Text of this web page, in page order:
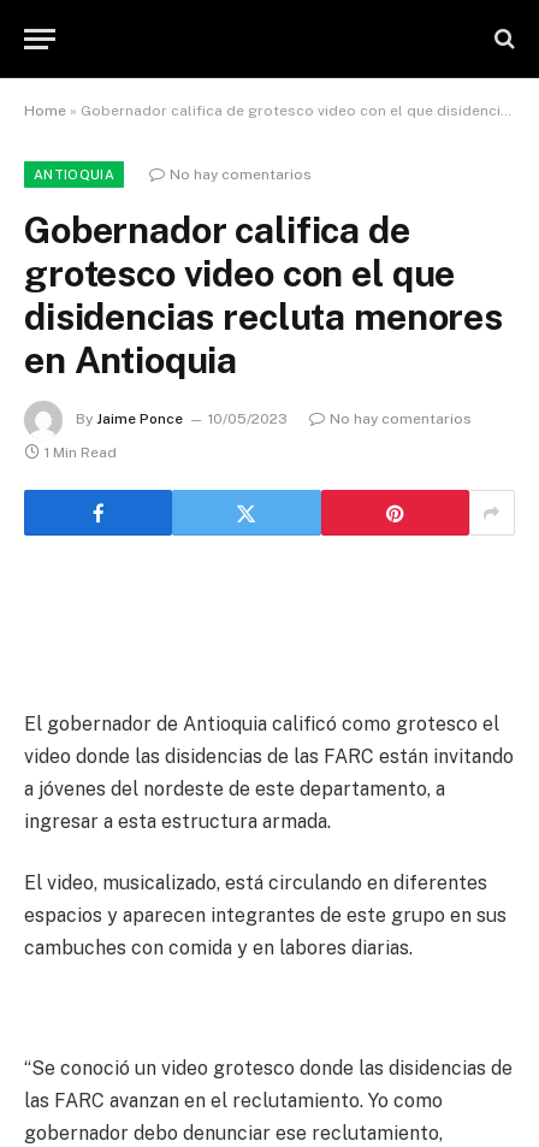
Home » Gobernador califica de grotesco video con el que disidencias recluta menores en Antioquia
ANTIOQUIA No hay comentarios
Gobernador califica de
grotesco video con el que
disidencias recluta menores
en Antioquia
By Jaime Ponce 10/05/2023
No hay comentarios
1 Min Read
El gobernador de Antioquia calificó como grotesco el
video donde las disidencias de las FARC están invitando
a jóvenes del nordeste de este departamento, a
ingresar a esta estructura armada.
El video, musicalizado, está circulando en diferentes
espacios y aparecen integrantes de este grupo en sus
cambuches con comida y en labores diarias.
“Se conoció un video grotesco donde las disidencias de
las FARC avanzan en el reclutamiento. Yo como
gobernador debo denunciar ese reclutamiento,